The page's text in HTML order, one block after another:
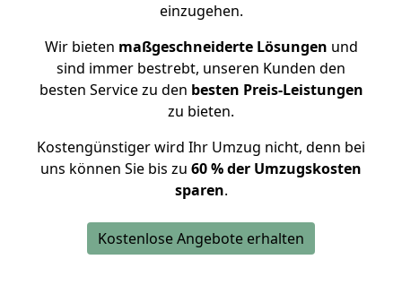
einzugehen.
Wir bieten maßgeschneiderte Lösungen und
sind immer bestrebt, unseren Kunden den
besten Service zu den besten Preis-Leistungen
zu bieten.
Kostengünstiger wird Ihr Umzug nicht, denn bei
uns können Sie bis zu 60 % der Umzugskosten
sparen.
Kostenlose Angebote erhalten